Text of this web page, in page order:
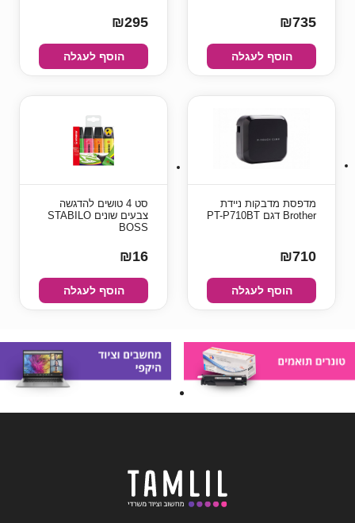
₪735
הוסף לעגלה
₪295
הוסף לעגלה
מדפסת מדבקות ניידת
Brother דגם PT-P710BT
₪710
הוסף לעגלה
סט 4 טושים להדגשה
צבעים שונים STABILO
BOSS
₪16
הוסף לעגלה